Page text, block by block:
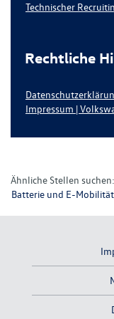
Technischer
Rechtliche
Impressum |
Ähnliche Stellen suchen:
Batterie und E-Mobilität